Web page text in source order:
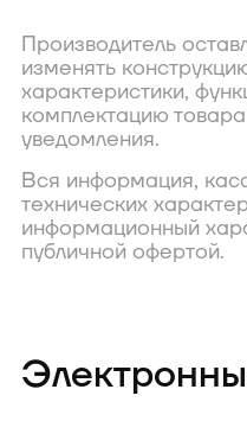
Производитель
изменять
характеристики,
комплектацию
уведомления.
Вся информация,
технических
информационный
публичной офертой.